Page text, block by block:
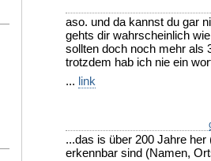
aso. und da kannst du gar
gehts dir wahrscheinlich
sollten doch noch mehr als
trotzdem hab ich nie ein
... link
...das is über 200 Jahre
erkennbar sind (Namen,